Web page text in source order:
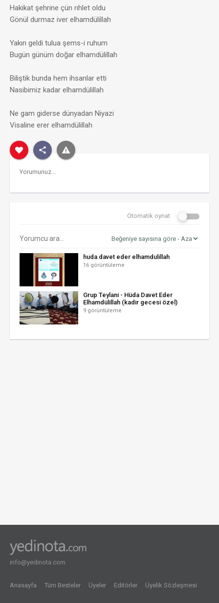
Hakikat şehrine çün rıhlet oldu
Gönül durmaz iver elhamdülillah
Yakın geldi tulua şems-i ruhum
Bugün günüm doğar elhamdülillah
Biliştik bunda hem ihsanlar etti
Nasibimiz kadar elhamdülillah
Ne gam giderse dünyadan Niyazi
Visaline erer elhamdülillah
Otomatik oynat
huda davet eder elhamdulillah
16 görüntüleme
Grup Teylani - Hüda Davet Eder
Elhamdülillah (kadir gecesi özel)
9 görüntüleme
info@yedinota.com
Anasayfa Tüm Besteler Üyeler Editörler Üyelik Sözleşmesi